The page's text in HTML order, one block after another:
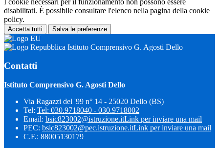
disabilitati. È possibile consultare l'elenco nella pagina della cookie
policy.
Accetta tutti Salva le preferenze
Istituto Comprensivo G. Agosti Dello
Contatti
Istituto Comprensivo G. Agosti Dello
Via Ragazzi del '99 n° 14 - 25020 Dello (BS)
Tel: Tel: 030.9718040 - 030.9718002
Email: bsic823002@istruzione.itLink per inviare una mail
PEC: bsic823002@pec.istruzione.itLink per inviare una mail
C.F.: 88005130179